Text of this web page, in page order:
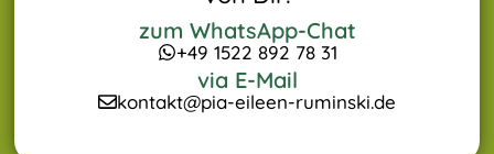
zum WhatsApp-Chat
+49 1522 892 78 31
via E-Mail
kontakt@pia-eileen-ruminski.de